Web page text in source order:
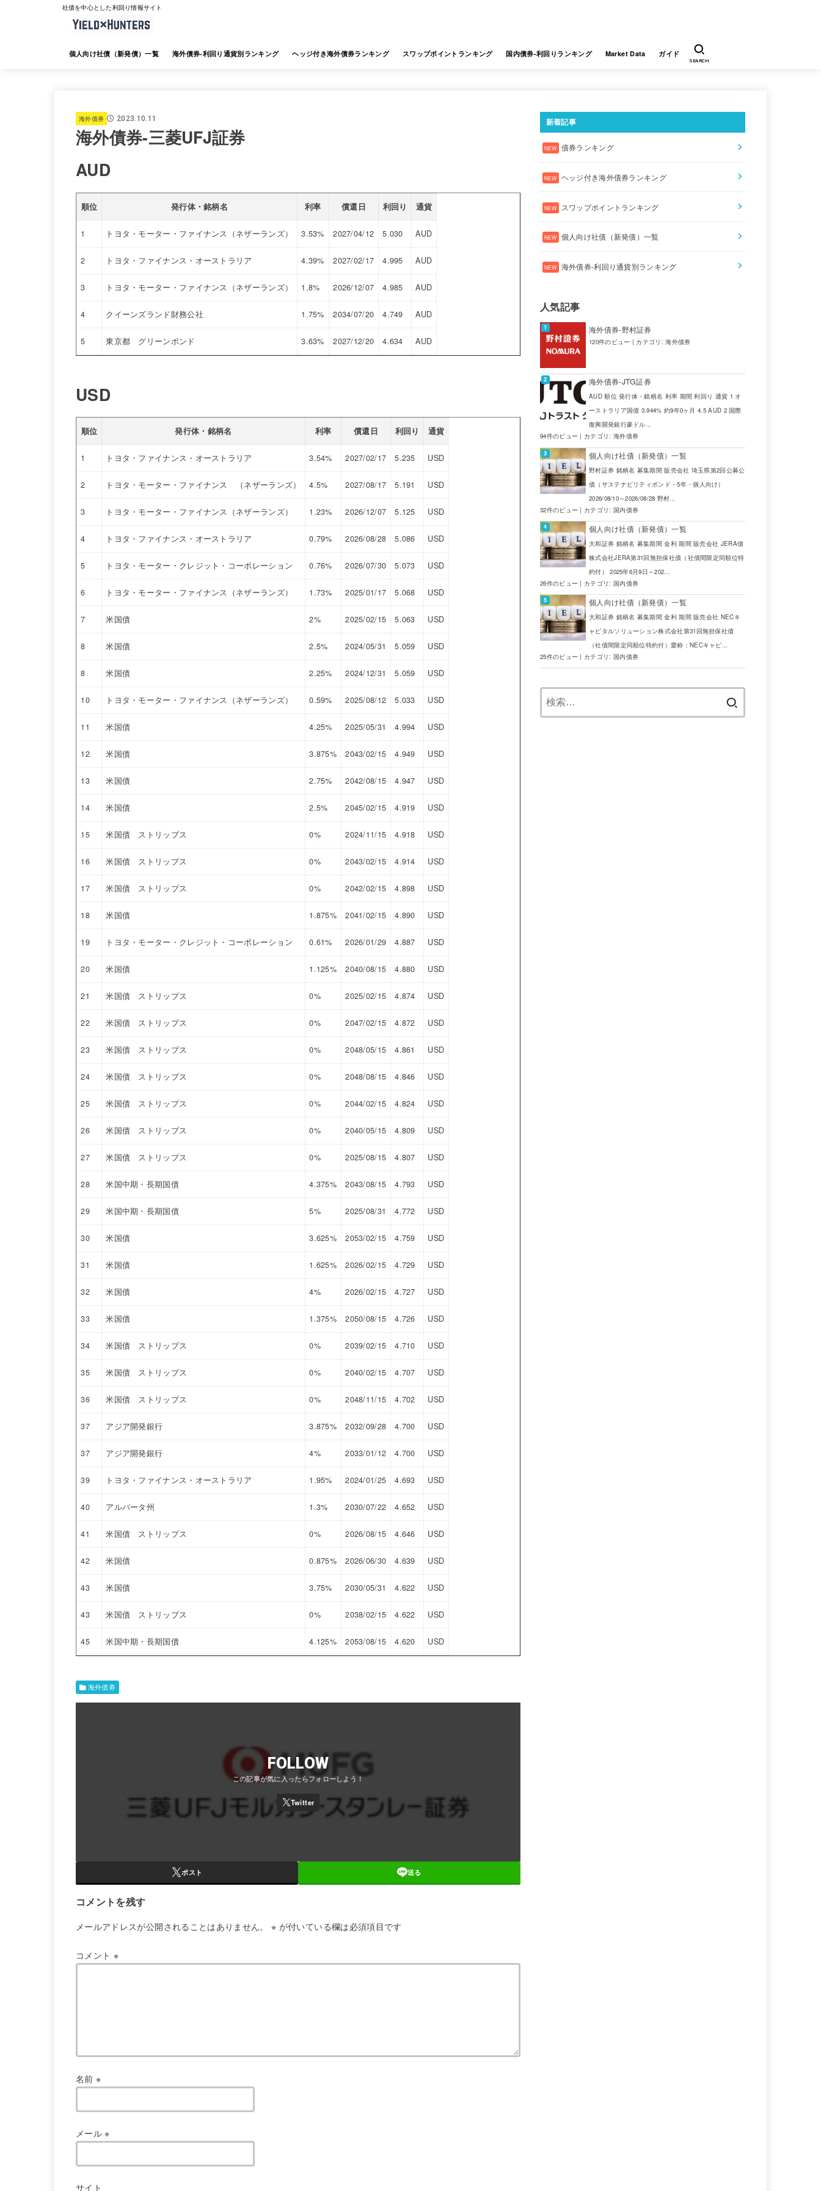
社債を中心とした利回り情報サイト
個人向け社債（新発債）一覧 海外債券-利回り通貨別ランキング ヘッジ付き海外債券ランキング スワップポイントランキング 国内債券-利回りランキング Market Data ガイド
SEARCH
海外債券 2023.10.11
海外債券-三菱UFJ証券
AUD
順位 発行体・銘柄名 利率 償還日 利回り 通貨
1 トヨタ・モーター・ファイナンス（ネザーランズ） 3.53% 2027/04/12 5.030 AUD
2 トヨタ・ファイナンス・オーストラリア 4.39% 2027/02/17 4.995 AUD
3 トヨタ・モーター・ファイナンス（ネザーランズ） 1.8% 2026/12/07 4.985 AUD
4 クイーンズランド財務公社 1.75% 2034/07/20 4.749 AUD
5 東京都 グリーンボンド 3.63% 2027/12/20 4.634 AUD
USD
順位 発行体・銘柄名 利率 償還日 利回り 通貨
1 トヨタ・ファイナンス・オーストラリア 3.54% 2027/02/17 5.235 USD
2 トヨタ・モーター・ファイナンス （ネザーランズ） 4.5% 2027/08/17 5.191 USD
3 トヨタ・モーター・ファイナンス（ネザーランズ） 1.23% 2026/12/07 5.125 USD
4 トヨタ・ファイナンス・オーストラリア 0.79% 2026/08/28 5.086 USD
5 トヨタ・モーター・クレジット・コーポレーション 0.76% 2026/07/30 5.073 USD
6 トヨタ・モーター・ファイナンス（ネザーランズ） 1.73% 2025/01/17 5.068 USD
7 米国債 2% 2025/02/15 5.063 USD
8 米国債 2.5% 2024/05/31 5.059 USD
8 米国債 2.25% 2024/12/31 5.059 USD
10 トヨタ・モーター・ファイナンス（ネザーランズ） 0.59% 2025/08/12 5.033 USD
11 米国債 4.25% 2025/05/31 4.994 USD
12 米国債 3.875% 2043/02/15 4.949 USD
13 米国債 2.75% 2042/08/15 4.947 USD
14 米国債 2.5% 2045/02/15 4.919 USD
15 米国債 ストリップス 0% 2024/11/15 4.918 USD
16 米国債 ストリップス 0% 2043/02/15 4.914 USD
17 米国債 ストリップス 0% 2042/02/15 4.898 USD
18 米国債 1.875% 2041/02/15 4.890 USD
19 トヨタ・モーター・クレジット・コーポレーション 0.61% 2026/01/29 4.887 USD
20 米国債 1.125% 2040/08/15 4.880 USD
21 米国債 ストリップス 0% 2025/02/15 4.874 USD
22 米国債 ストリップス 0% 2047/02/15 4.872 USD
23 米国債 ストリップス 0% 2048/05/15 4.861 USD
24 米国債 ストリップス 0% 2048/08/15 4.846 USD
25 米国債 ストリップス 0% 2044/02/15 4.824 USD
26 米国債 ストリップス 0% 2040/05/15 4.809 USD
27 米国債 ストリップス 0% 2025/08/15 4.807 USD
28 米国中期・長期国債 4.375% 2043/08/15 4.793 USD
29 米国中期・長期国債 5% 2025/08/31 4.772 USD
30 米国債 3.625% 2053/02/15 4.759 USD
31 米国債 1.625% 2026/02/15 4.729 USD
32 米国債 4% 2026/02/15 4.727 USD
33 米国債 1.375% 2050/08/15 4.726 USD
34 米国債 ストリップス 0% 2039/02/15 4.710 USD
35 米国債 ストリップス 0% 2040/02/15 4.707 USD
36 米国債 ストリップス 0% 2048/11/15 4.702 USD
37 アジア開発銀行 3.875% 2032/09/28 4.700 USD
37 アジア開発銀行 4% 2033/01/12 4.700 USD
39 トヨタ・ファイナンス・オーストラリア 1.95% 2024/01/25 4.693 USD
40 アルバータ州 1.3% 2030/07/22 4.652 USD
41 米国債 ストリップス 0% 2026/08/15 4.646 USD
42 米国債 0.875% 2026/06/30 4.639 USD
43 米国債 3.75% 2030/05/31 4.622 USD
43 米国債 ストリップス 0% 2038/02/15 4.622 USD
45 米国中期・長期国債 4.125% 2053/08/15 4.620 USD
海外債券
FOLLOW
ポスト 送る
コメントを残す
メールアドレスが公開されることはありません。 ※ が付いている欄は必須項目です
コメント ※
名前※
メール※
サイト
新着記事
債券ランキング
ヘッジ付き海外債券ランキング
スワップポイントランキング
個人向け社債（新発債）一覧
海外債券-利回り通貨別ランキング
人気記事
海外債券-野村証券
120件のビュー | カテゴリ:海外債券
海外債券-JTG証券
AUD 順位 発行体・銘柄名 利率 期間 利回り 通貨 1 オ
ーストラリア国債 3.944% 約9年0ヶ月 4.5 AUD 2 国際
復興開発銀行豪ドル...
94件のビュー | カテゴリ: 海外債券
個人向け社債（新発債）一覧
野村証券 銘柄名 募集期間 販売会社 埼玉県第2回公募公
債（サステナビリティボンド・5年・個人向け）
2026/08/10～2026/08/28 野村...
32件のビュー | カテゴリ: 国内債券
個人向け社債（新発債）一覧
大和証券 銘柄名 募集期間 金利 期間 販売会社 JERA債
株式会社JERA第31回無担保社債（社債間限定同順位特
約付） 2025年6月9日～202...
26件のビュー | カテゴリ: 国内債券
個人向け社債（新発債）一覧
大和証券 銘柄名 募集期間 金利 期間 販売会社 NECキ
ャピタルソリューション株式会社第31回無担保社債
（社債間限定同順位特約付）愛称：NECキャピ...
25件のビュー | カテゴリ: 国内債券